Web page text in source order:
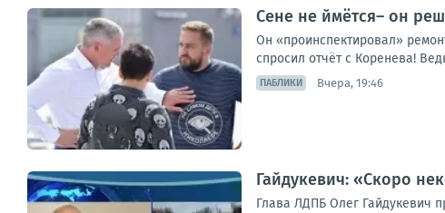
Сене не ймётся– он
Он «проинспектировал»
спросил отчёт с Коренева!
ПАБЛИКИ Вчера, 19:46
Гайдукевич: «Скоро
Глава ЛДПБ Олег Гайдукевич